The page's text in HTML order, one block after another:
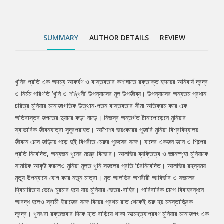
রাত থেকেই শুরু হয় মনস্তাত্ত্বিক দ্বন্দ্ব। খুনঝরা রক্তজবার দিকে হাত বাড়িয়ে
এক বাস্তবতার সন্ধান দিতে সক্ষম।
SUMMARY AUTHOR DETAILS REVIEW
Tab
Article
খুনির প্রতি এক অদম্য আকর্ষণ ও বাস্তবতার কশাঘাতে রক্তাক্ত হৃদয়ের অনিবার্য দ্বন্দ্ব
ও নির্মম পরিণতি ‘খুনি ও শঙ্খিনী’ উপন্যাসের মূল উপজীব্য। উপন্যাসের অন্যতম প্রধান
চরিত্র মুনিয়ার মনোজাগতিক উত্থান-পতন বাস্তবতার সীমা অতিক্রম করে এক
অতিবাস্তব জগতের দুয়ারে কড়া নাড়ে। নিজস্ব অন্তর্গত টানাপোড়েনে মুনিয়ার
স্বাভাবিক জীবনযাত্রা সুদূরপরাহত। আশৈশব ভয়ংকরের পূজারি মুনিয়া বিশ্ববিদ্যালয়
জীবনে এসে জড়িয়ে পড়ে দুই বিপরীত মেরুর পুরুষের সঙ্গে। যাদের একজন জ্ঞান ও শিল্পের
প্রতি নিবেদিত, অন্যজন খুনের মন্ত্রে বিভোর। আলভির ব্যক্তিত্ব ও জ্ঞানস্পৃহা মুনিয়াকে
সাময়িক আকৃষ্ট করলেও মুনিয়া মূলত খুনি সজলের প্রতি চিরনিবেদিত। আলভির রহস্যময়
মৃত্যু উপন্যাসে যোগ করে নতুন মাত্রা। মৃত আলভির অশরীরী আবির্ভাব ও সজলের
দ্বিচারিতায় ভেঙে চুরমার হয়ে যায় মুনিয়ার ভেতর-বাহির। পারিবারিক চাপে বিবাহবন্ধনে
আবদ্ধ হলেও স্বামী ইরাজের সঙ্গে বিয়ের প্রথম রাত থেকেই শুরু হয় মনস্তাত্ত্বিক
দ্বন্দ্ব। খুনঝরা রক্তজবার দিকে হাত বাড়িয়ে থাকা আত্মহত্যাপ্রবণ মুনিয়ার মনোজগৎ এক